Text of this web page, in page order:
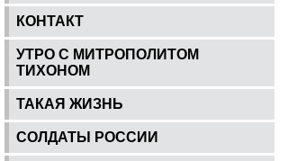
КОНТАКТ
УТРО С МИТРОПОЛИТОМ
ТИХОНОМ
ТАКАЯ ЖИЗНЬ
СОЛДАТЫ РОССИИ